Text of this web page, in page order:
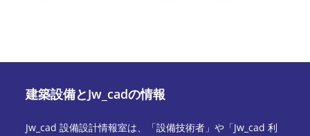
建築設備とJw_cadの情報
Jw_cad 設備設計情報室は、「設備技術者」や「Jw_cad 利